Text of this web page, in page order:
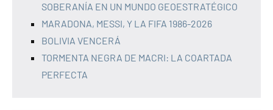
SOBERANÍA EN UN MUNDO GEOESTRATÉGICO
MARADONA, MESSI, Y LA FIFA 1986-2026
BOLIVIA VENCERÁ
TORMENTA NEGRA DE MACRI: LA COARTADA
PERFECTA